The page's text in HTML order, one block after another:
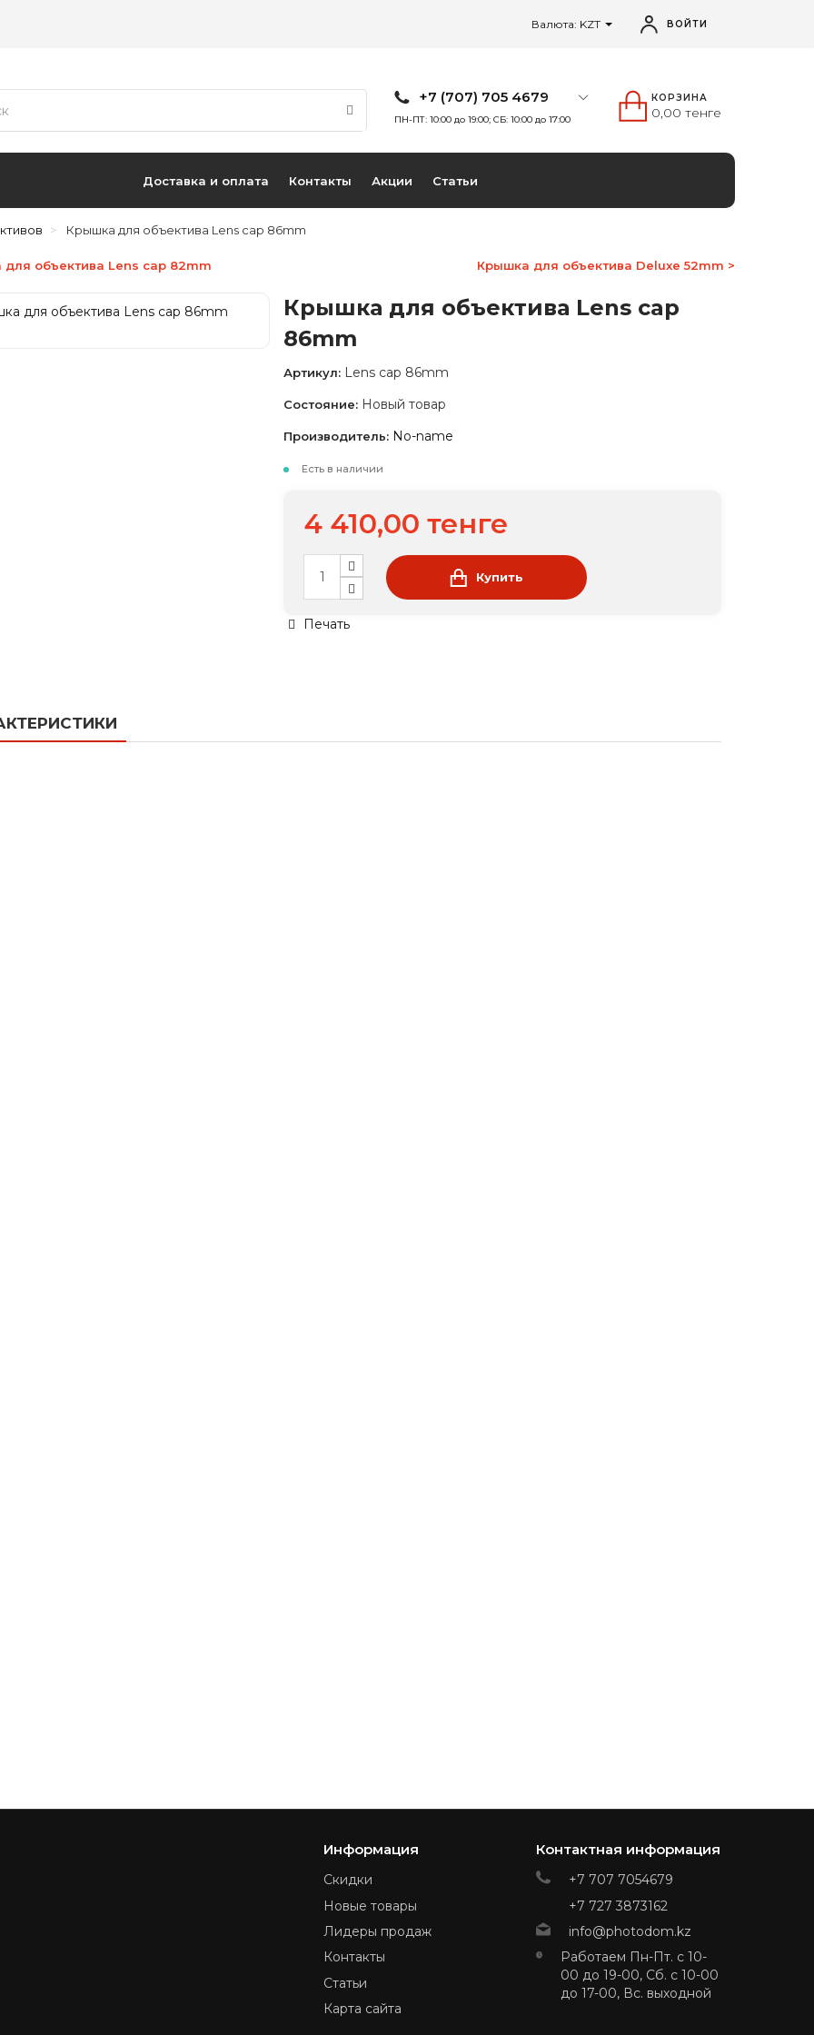
Валюта: KZT ВОЙТИ
+7 (707) 705 4679
ПН-ПТ: 10:00 до 19:00; СБ: 10:00 до 17:00
КОРЗИНА
0,00 тенге
Доставка и оплата Контакты Акции Статьи
Крышка для объектива Lens cap 86mm
для объектива Lens cap 82mm Крышка для объектива Deluxe 52mm >
Крышка для объектива Lens cap
86mm
Артикул: Lens cap 86mm
Состояние: Новый товар
Производитель: No-name
Есть в наличии
4 410,00 тенге
Купить
Печать
Информация
Скидки
Новые товары
Лидеры продаж
Контакты
Статьи
Карта сайта
Контактная информация
+7 707 7054679
+7 727 3873162
info@photodom.kz
Работаем Пн-Пт. с 10-
00 до 19-00, Сб. с 10-00
до 17-00, Вс. выходной